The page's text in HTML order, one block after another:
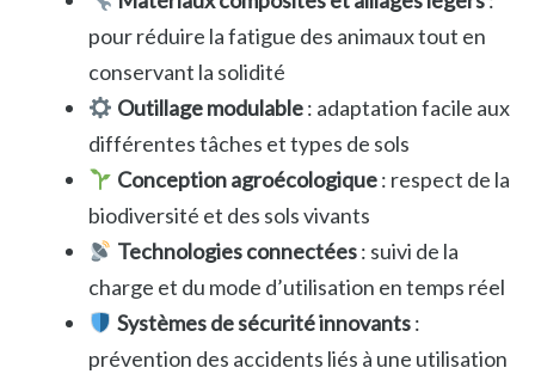
pour réduire la fatigue des animaux tout en
conservant la solidité
Outillage modulable: adaptation facile aux
différentes tâches et types de sols
Conception agroécologique: respect de la
biodiversité et des sols vivants
Technologies connectées: suivi de la
charge et du mode d’utilisation en temps réel
Systèmes de sécurité innovants:
prévention des accidents liés à une utilisation